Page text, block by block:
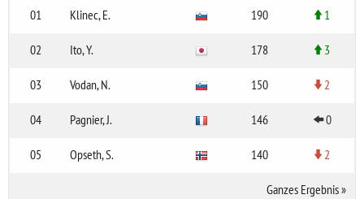
01 Klinec, E. 190 1
02 Ito, Y. 178 3
03 Vodan, N. 150 2
04 Pagnier, J. 146 0
05 Opseth, S. 140 2
Ganzes Ergebnis»